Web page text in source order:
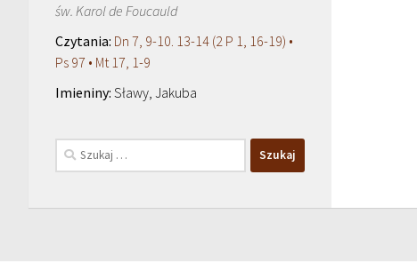
św. Karol de Foucauld
Dn 7, 9-10. 13-14 (2 P 1, 16-19) •
Ps 97 • Mt 17, 1-9
Sławy, Jakuba
Szukaj: